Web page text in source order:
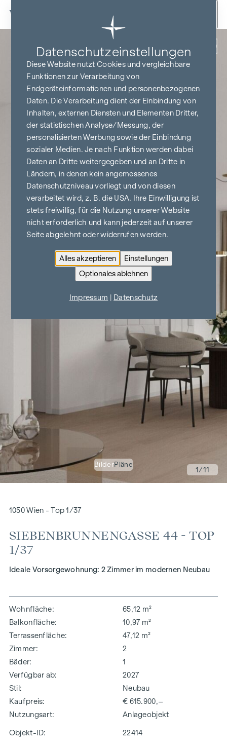
Zum Inhalt springen
BilderPläne
1/11
1050 Wien - Top 1/37
SIEBENBRUNNENGASSE 44 - TOP
1/37
Ideale Vorsorgewohnung: 2 Zimmer im modernen Neubau
Wohnfläche
65,12 m²
Balkonfläche
10,97 m²
Terrassenfläche
47,12 m²
Zimmer
2
Bäder
1
Verfügbar ab
2027
Stil
Neubau
Kaufpreis
€ 615.900,–
Nutzungsart
Anlageobjekt
Objekt-ID: 22414
Datenschutz­einstellungen
Diese Website nutzt Cookies und vergleichbare
Funktionen zur Verarbeitung von
Endgeräteinformationen und personenbezogenen
Daten. Die Verarbeitung dient der Einbindung von
Inhalten, externen Diensten und Elementen Dritter,
der statistischen Analyse/Messung, der
personalisierten Werbung sowie der Einbindung
sozialer Medien. Je nach Funktion werden dabei
Daten an Dritte weitergegeben und an Dritte in
Ländern, in denen kein angemessenes
Datenschutzniveau vorliegt und von diesen
verarbeitet wird, z. B. die USA. Ihre Einwilligung ist
stets freiwillig, für die Nutzung unserer Website
nicht erforderlich und kann jederzeit auf unserer
Seite abgelehnt oder widerrufen werden.
Alles akzeptieren
Einstellungen
Optionales ablehnen
Impressum Datenschutz